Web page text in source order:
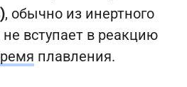
, обычно из инертного
вступает в реакцию
плавления.